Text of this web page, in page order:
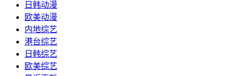
日韩动漫
欧美动漫
内地综艺
港台综艺
日韩综艺
欧美综艺